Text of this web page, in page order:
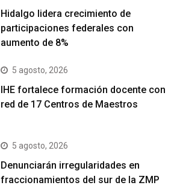
Hidalgo lidera crecimiento de
participaciones federales con
aumento de 8%
5 agosto, 2026
IHE fortalece formación docente con
red de 17 Centros de Maestros
5 agosto, 2026
Denunciarán irregularidades en
fraccionamientos del sur de la ZMP